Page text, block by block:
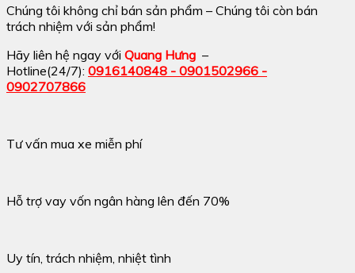
Chúng tôi không chỉ bán sản phẩm – Chúng tôi còn bán
trách nhiệm với sản phẩm!
Hãy liên hệ ngay với Quang Hưng –
Hotline(24/7): 0916140848 - 0901502966 -
0902707866
Tư vấn mua xe miễn phí
Hỗ trợ vay vốn ngân hàng lên đến 70%
Uy tín, trách nhiệm, nhiệt tình